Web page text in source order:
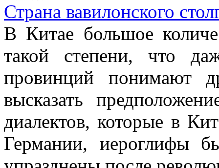
Страна вавилонского
В Китае большое
такой степени, что
провинций понимают
высказать
диалектов, которые в
Германии, иероглифы